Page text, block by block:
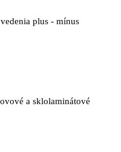
plus - mínus
a sklolaminátové